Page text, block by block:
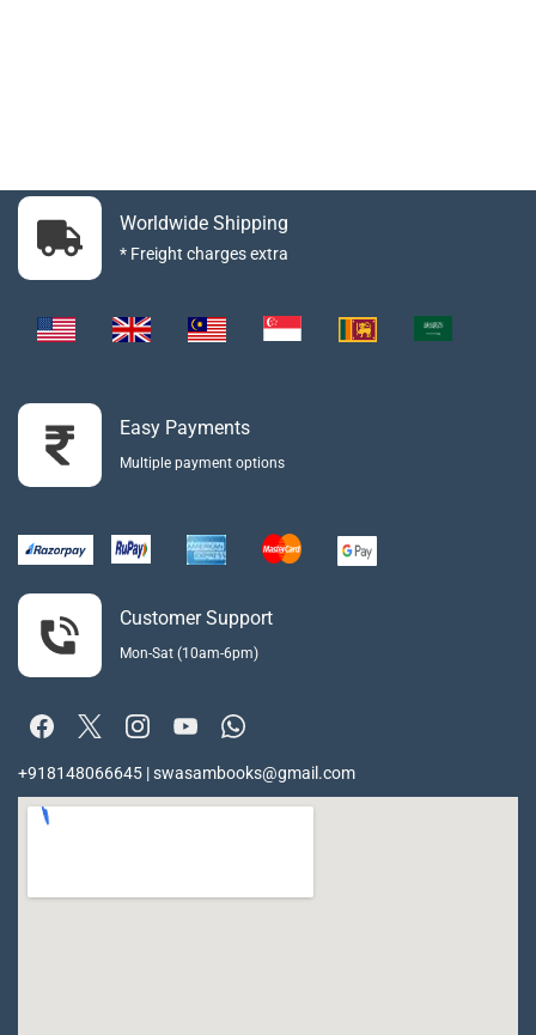
Worldwide Shipping
* Freight charges extra
Easy Payments
Multiple payment options
Customer Support
Mon-Sat (10am-6pm)
+918148066645 | swasambooks@gmail.com